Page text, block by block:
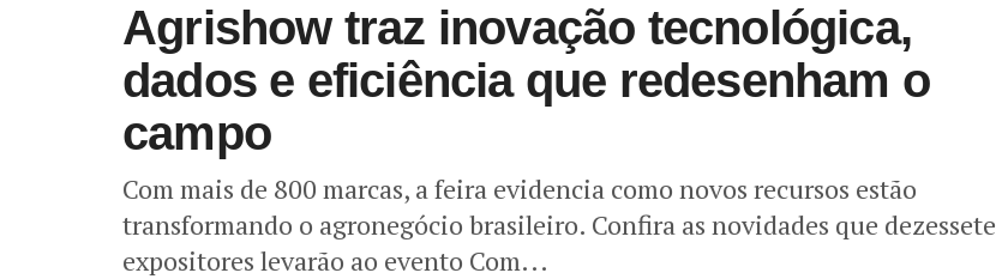
Agrishow traz inovação tecnológica,
dados e eficiência que redesenham o
campo
Com mais de 800 marcas, a feira evidencia como novos recursos estão
transformando o agronegócio brasileiro. Confira as novidades que dezessete
expositores levarão ao evento Com...